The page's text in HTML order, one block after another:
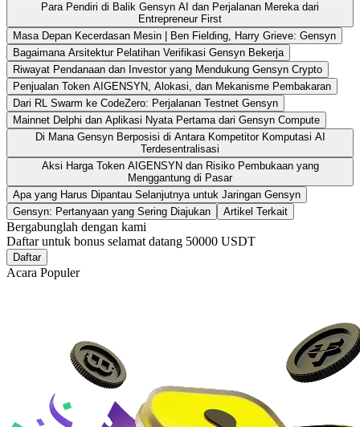
Para Pendiri di Balik Gensyn AI dan Perjalanan Mereka dari
Entrepreneur First
Masa Depan Kecerdasan Mesin | Ben Fielding, Harry Grieve: Gensyn
Bagaimana Arsitektur Pelatihan Verifikasi Gensyn Bekerja
Riwayat Pendanaan dan Investor yang Mendukung Gensyn Crypto
Penjualan Token AIGENSYN, Alokasi, dan Mekanisme Pembakaran
Dari RL Swarm ke CodeZero: Perjalanan Testnet Gensyn
Mainnet Delphi dan Aplikasi Nyata Pertama dari Gensyn Compute
Di Mana Gensyn Berposisi di Antara Kompetitor Komputasi AI
Terdesentralisasi
Aksi Harga Token AIGENSYN dan Risiko Pembukaan yang
Menggantung di Pasar
Apa yang Harus Dipantau Selanjutnya untuk Jaringan Gensyn
Gensyn: Pertanyaan yang Sering Diajukan
Artikel Terkait
Bergabunglah dengan kami
Daftar untuk bonus selamat datang 50000 USDT
Daftar
Acara Populer